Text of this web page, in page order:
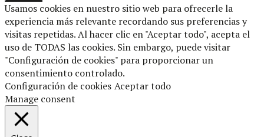
Usamos cookies en nuestro sitio web para ofrecerle la
experiencia más relevante recordando sus preferencias y
visitas repetidas. Al hacer clic en "Aceptar todo", acepta el
uso de TODAS las cookies. Sin embargo, puede visitar
"Configuración de cookies" para proporcionar un
consentimiento controlado.
Configuración de cookies Aceptar todo
Manage consent